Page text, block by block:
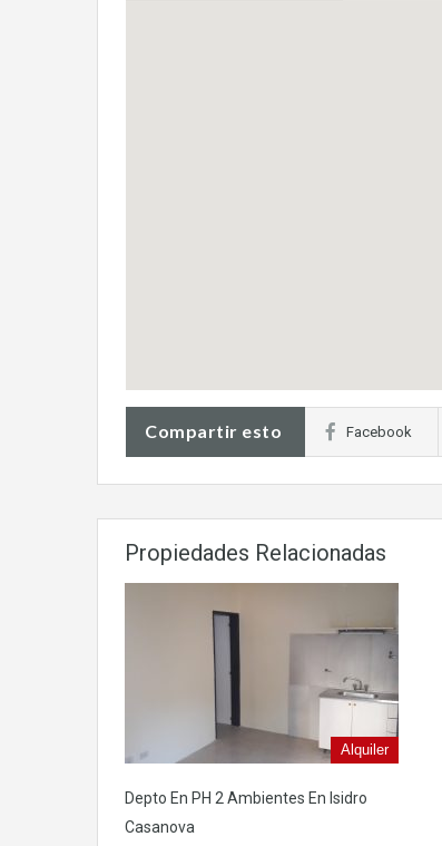
Compartir esto Facebook
Propiedades Relacionadas
Alquiler
Depto En PH 2 Ambientes En Isidro
Casanova